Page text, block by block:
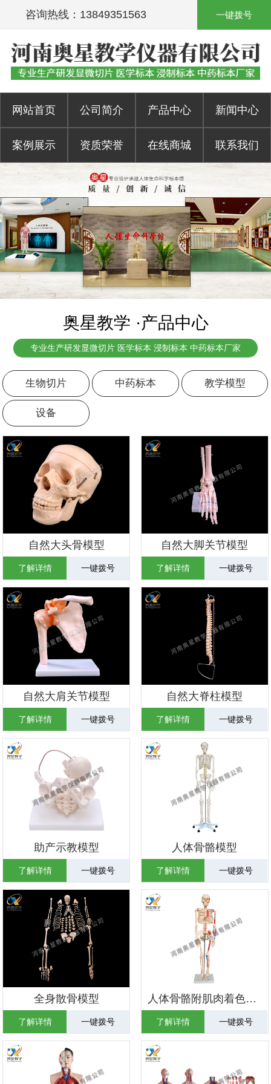
咨询热线：13849351563 一键拨号
网站首页 公司简介 产品中心 新闻中心
案例展示 资质荣誉 在线商城 联系我们
奥星教学 ·产品中心
专业生产研发显微切片 医学标本 浸制标本 中药标本厂家
生物切片 中药标本 教学模型
设备
自然大头骨模型
了解详情 一键拨号
自然大脚关节模型
了解详情 一键拨号
自然大肩关节模型
了解详情 一键拨号
自然大脊柱模型
了解详情 一键拨号
助产示教模型
了解详情 一键拨号
人体骨骼模型
了解详情 一键拨号
全身散骨模型
了解详情 一键拨号
人体骨骼附肌肉着色模型
了解详情 一键拨号